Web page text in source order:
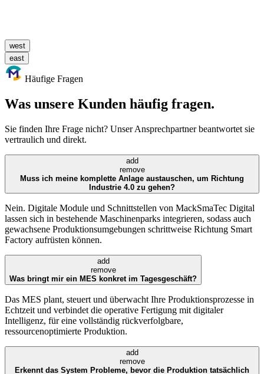
west
east
Häufige Fragen
Was unsere Kunden häufig fragen.
Sie finden Ihre Frage nicht? Unser Ansprechpartner beantwortet sie
vertraulich und direkt.
add
remove
Muss ich meine komplette Anlage austauschen, um Richtung
Industrie 4.0 zu gehen?
Nein. Digitale Module und Schnittstellen von MackSmaTec Digital
lassen sich in bestehende Maschinenparks integrieren, sodass auch
gewachsene Produktionsumgebungen schrittweise Richtung Smart
Factory aufrüsten können.
add
remove
Was bringt mir ein MES konkret im Tagesgeschäft?
Das MES plant, steuert und überwacht Ihre Produktionsprozesse in
Echtzeit und verbindet die operative Fertigung mit digitaler
Intelligenz, für eine vollständig rückverfolgbare,
ressourcenoptimierte Produktion.
add
remove
Erkennt das System Probleme, bevor die Produktion tatsächlich